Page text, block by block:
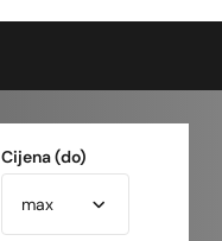
Cijena (do)